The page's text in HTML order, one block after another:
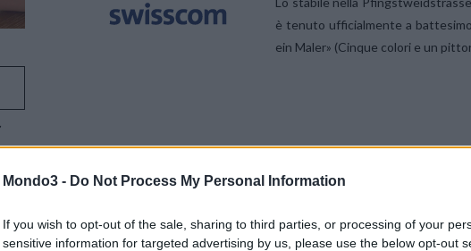
Mondo3 - Do Not Process My Personal Information
If you wish to opt-out of the sale, sharing to third parties, or processing of your
sensitive information for targeted advertising by us, please use the below opt-out
è tenuto ufficialmente a
ein Maler» (Cinque colori e un